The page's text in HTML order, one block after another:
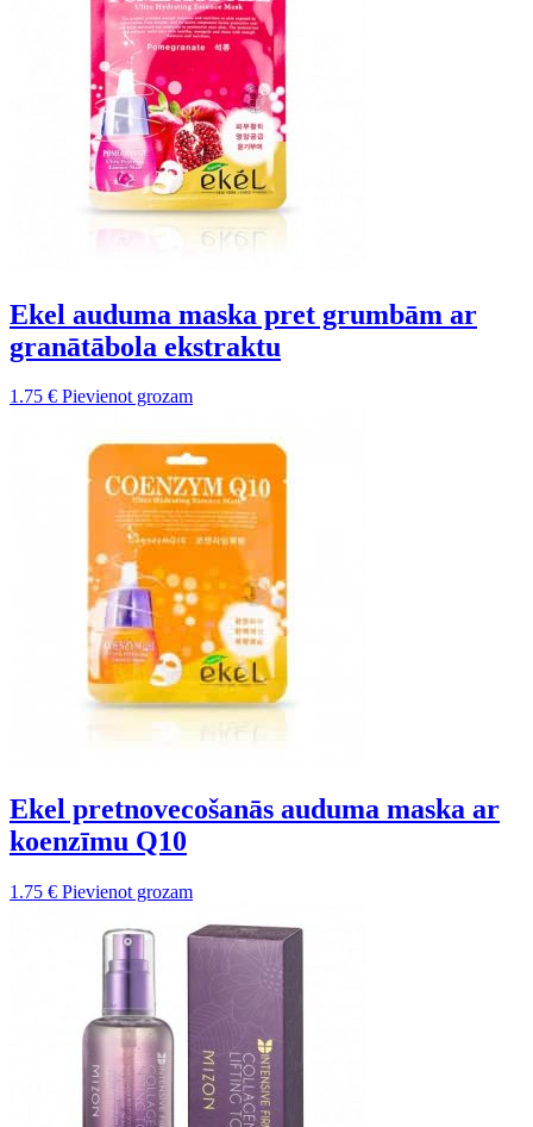
Ekel auduma maska pret grumbām ar
granātābola ekstraktu
1.75 € Pievienot grozam
Ekel pretnovecošanās auduma maska ar
koenzīmu Q10
1.75 € Pievienot grozam